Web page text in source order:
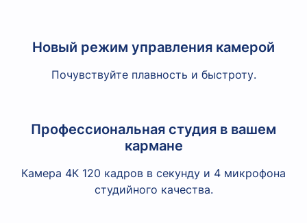
Новый режим управления камерой
Почувствуйте плавность и быстроту.
Профессиональная студия в вашем
кармане
Камера 4К 120 кадров в секунду и 4 микрофона
студийного качества.